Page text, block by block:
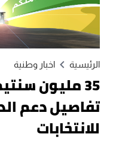
الرئيسية اخبار وطنية
35 مليون
تفاصيل دعم
للانتخابات